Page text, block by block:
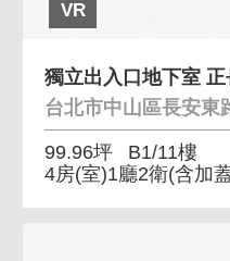
VR
獨立出入口地下室
台北市中山區長安東
99.96坪
B1/11樓
4房(室)1廳2衛(含加